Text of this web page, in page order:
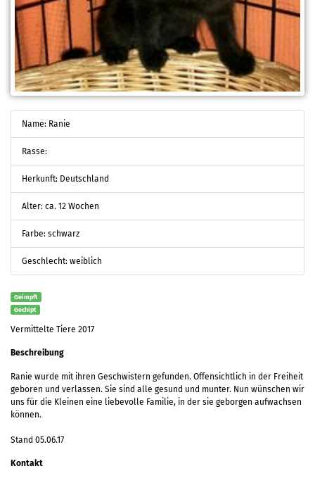
Name: Ranie
Rasse:
Herkunft: Deutschland
Alter: ca. 12 Wochen
Farbe: schwarz
Geschlecht: weiblich
Geimpft
Gechipt
Vermittelte Tiere 2017
Beschreibung
Ranie wurde mit ihren Geschwistern gefunden. Offensichtlich in der Freiheit
geboren und verlassen. Sie sind alle gesund und munter. Nun wünschen wir
uns für die Kleinen eine liebevolle Familie, in der sie geborgen aufwachsen
können.
Stand 05.06.17
Kontakt